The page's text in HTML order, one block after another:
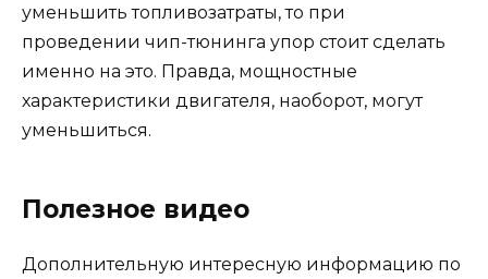
уменьшить топливозатраты, то при
проведении чип-тюнинга упор стоит сделать
именно на это. Правда, мощностные
характеристики двигателя, наоборот, могут
уменьшиться.
Полезное видео
Дополнительную интересную информацию по